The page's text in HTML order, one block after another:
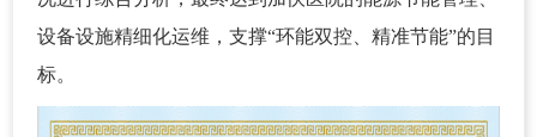
设备设施精细化运维，支撑“环能双控、精准节能”的目
标。